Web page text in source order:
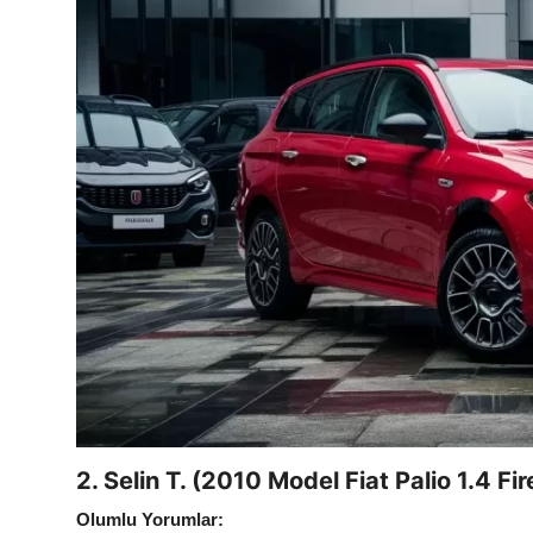
2. Selin T. (2010 Model Fiat Palio 1.4
Olumlu Yorumlar: